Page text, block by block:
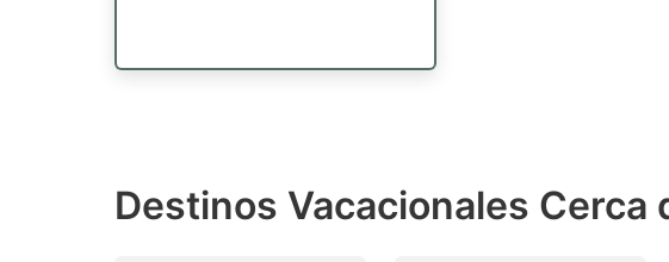
Destinos Vacacionales Cerca